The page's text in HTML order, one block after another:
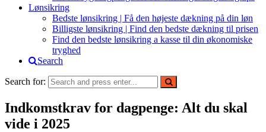
Lønsikring
Bedste lønsikring | Få den højeste dækning på din løn
Billigste lønsikring | Find den bedste dækning til prisen
Find den bedste lønsikring a kasse til din økonomiske
tryghed
Search
Search for:
Indkomstkrav for dagpenge: Alt du skal
vide i 2025